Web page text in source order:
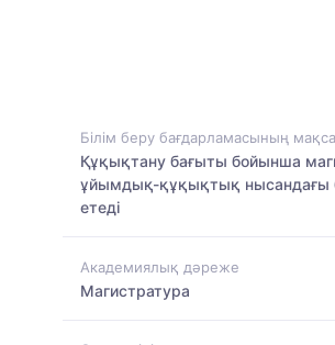
Білім беру бағдарламасының
Құқықтану бағыты бойынша
ұйымдық-құқықтық нысандағы
етеді
Академиялық дәреже
Магистратура